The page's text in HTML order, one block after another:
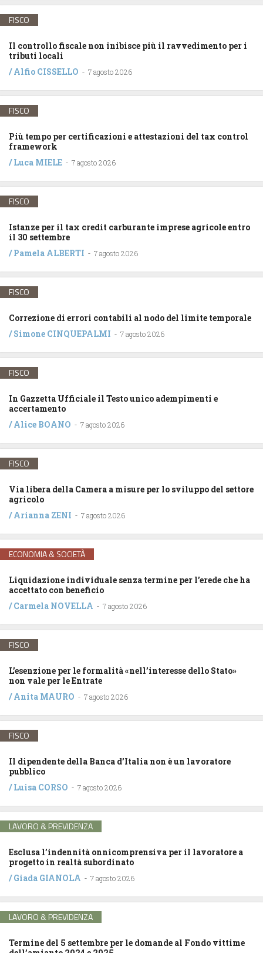
FISCO
Il controllo fiscale non inibisce più il ravvedimento per i
tributi locali
/Alfio CISSELLO - 7 agosto 2026
FISCO
Più tempo per certificazioni e attestazioni del tax control
framework
/Luca MIELE - 7 agosto 2026
FISCO
Istanze per il tax credit carburante imprese agricole entro
il 30 settembre
/Pamela ALBERTI - 7 agosto 2026
FISCO
Correzione di errori contabili al nodo del limite temporale
/Simone CINQUEPALMI - 7 agosto 2026
FISCO
In Gazzetta Ufficiale il Testo unico adempimenti e
accertamento
/Alice BOANO - 7 agosto 2026
FISCO
Via libera della Camera a misure per lo sviluppo del settore
agricolo
/Arianna ZENI - 7 agosto 2026
ECONOMIA & SOCIETÀ
Liquidazione individuale senza termine per l’erede che ha
accettato con beneficio
/Carmela NOVELLA - 7 agosto 2026
FISCO
L’esenzione per le formalità «nell’interesse dello Stato»
non vale per le Entrate
/Anita MAURO - 7 agosto 2026
FISCO
Il dipendente della Banca d’Italia non è un lavoratore
pubblico
/Luisa CORSO - 7 agosto 2026
LAVORO & PREVIDENZA
Esclusa l’indennità onnicomprensiva per il lavoratore a
progetto in realtà subordinato
/Giada GIANOLA - 7 agosto 2026
LAVORO & PREVIDENZA
Termine del 5 settembre per le domande al Fondo vittime